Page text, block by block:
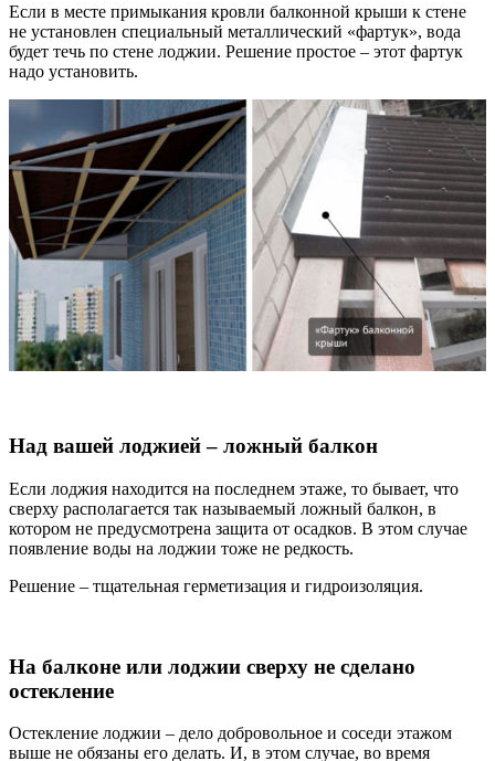
Если в месте примыкания кровли балконной крыши к стене
не установлен специальный металлический «фартук», вода
будет течь по стене лоджии. Решение простое – этот фартук
надо установить.
Над вашей лоджией – ложный балкон
Если лоджия находится на последнем этаже, то бывает, что
сверху располагается так называемый ложный балкон, в
котором не предусмотрена защита от осадков. В этом случае
появление воды на лоджии тоже не редкость.
Решение – тщательная герметизация и гидроизоляция.
На балконе или лоджии сверху не сделано
остекление
Остекление лоджии – дело добровольное и соседи этажом
выше не обязаны его делать. И, в этом случае, во время